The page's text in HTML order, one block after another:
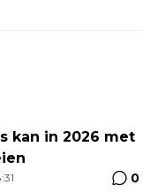
kan in 2026 met
0